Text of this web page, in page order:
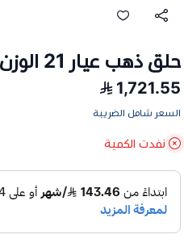
حلق ذهب عيار 21 الوزن 2.1 جرام
1,721.55
السعر شامل الضريبة
نفدت الكمية